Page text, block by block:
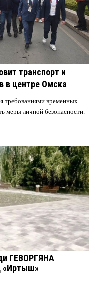
транспорт и
в центре Омска
требованиями временных
меры личной безопасности.
ГЕВОРГЯНА
«Иртыш»